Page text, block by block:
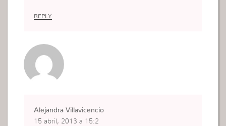
REPLY
Alejandra Villavicencio
15 abril, 2013 a 15:2